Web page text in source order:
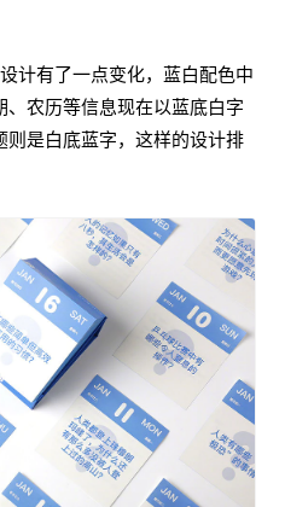
计有了一点变化，蓝白配色中
农历等信息现在以蓝底白字
是白底蓝字，这样的设计排